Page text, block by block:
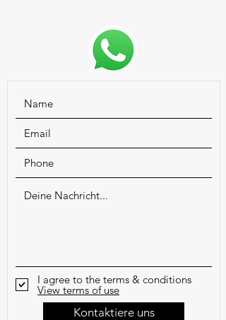
I agree to the terms & conditions
View terms of use
Kontaktiere uns